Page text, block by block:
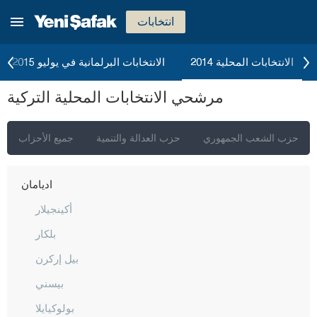
انتخابات
الانتخابات البرلمانية في يوليو 2015 الانتخابات المحلية 2014
مرشحي الانتخابات المحلية التركية
جميع الأحزاب حزب العدالة والتنمية حزب الشعب الجمهوري
إسطنبول
أنقرة
أضنة
أديامان
أكينجيلار
بلكار
بيل إركرن
بيسني
بولوكيايلا